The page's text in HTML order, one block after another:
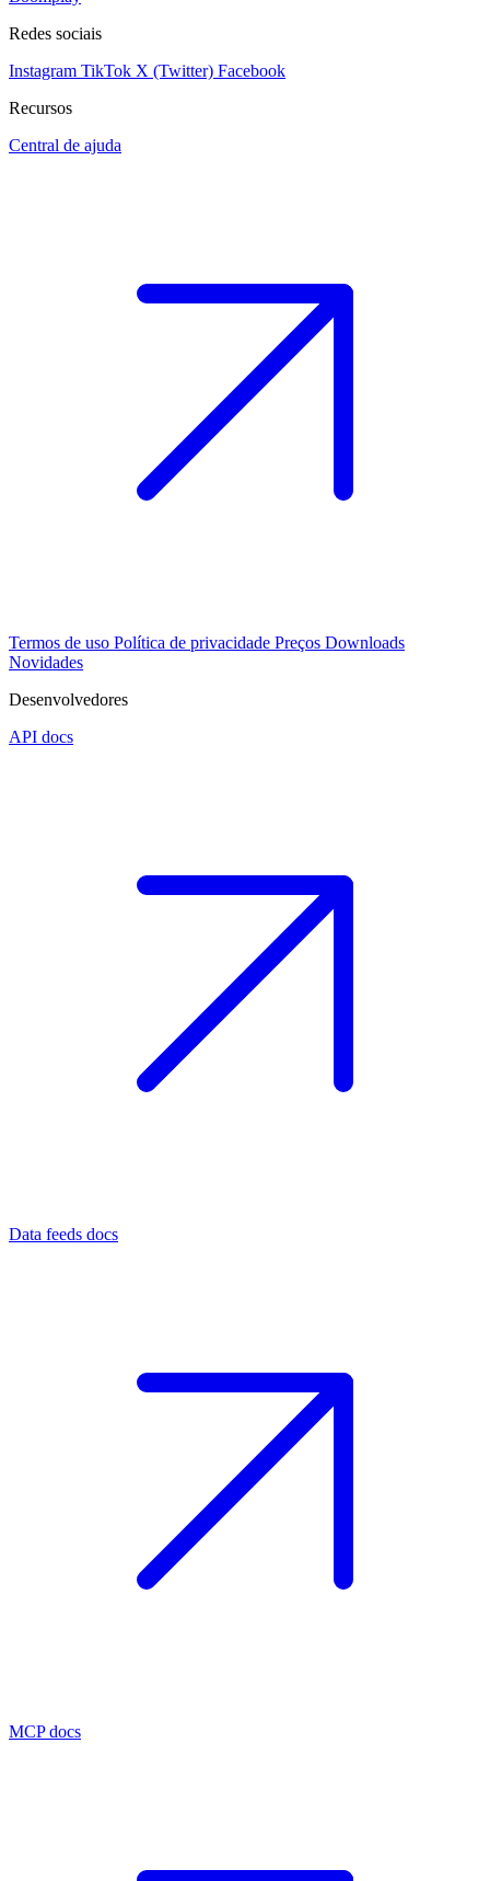
Redes sociais
Instagram TikTok X (Twitter) Facebook
Recursos
Central de ajuda
Termos de uso Política de privacidade Preços Downloads
Novidades
Desenvolvedores
API docs
Data feeds docs
MCP docs